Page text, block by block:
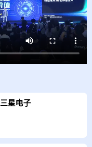
星电子